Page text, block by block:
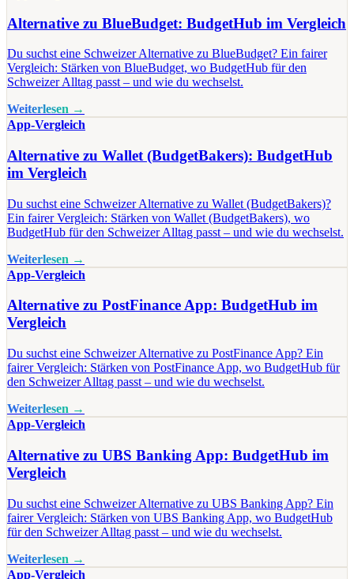
Alternative zu BlueBudget: BudgetHub im Vergleich
Du suchst eine Schweizer Alternative zu BlueBudget? Ein fairer
Vergleich: Stärken von BlueBudget, wo BudgetHub für den
Schweizer Alltag passt – und wie du wechselst.
Weiterlesen →
App-Vergleich
Alternative zu Wallet (BudgetBakers): BudgetHub
im Vergleich
Du suchst eine Schweizer Alternative zu Wallet (BudgetBakers)?
Ein fairer Vergleich: Stärken von Wallet (BudgetBakers), wo
BudgetHub für den Schweizer Alltag passt – und wie du wechselst.
Weiterlesen →
App-Vergleich
Alternative zu PostFinance App: BudgetHub im
Vergleich
Du suchst eine Schweizer Alternative zu PostFinance App? Ein
fairer Vergleich: Stärken von PostFinance App, wo BudgetHub für
den Schweizer Alltag passt – und wie du wechselst.
Weiterlesen →
App-Vergleich
Alternative zu UBS Banking App: BudgetHub im
Vergleich
Du suchst eine Schweizer Alternative zu UBS Banking App? Ein
fairer Vergleich: Stärken von UBS Banking App, wo BudgetHub
für den Schweizer Alltag passt – und wie du wechselst.
Weiterlesen →
App-Vergleich